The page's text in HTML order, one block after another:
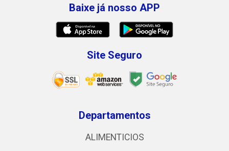
Baixe já nosso APP
Site Seguro
Departamentos
ALIMENTICIOS